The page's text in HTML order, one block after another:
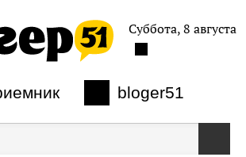
bloger51
Суббота, 8 августа